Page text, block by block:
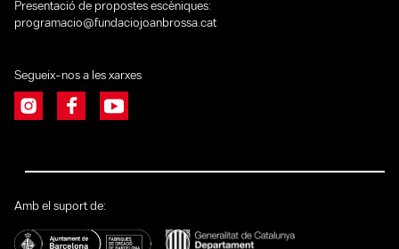
Presentació de propostes escèniques:
programacio@fundaciojoanbrossa.cat
Segueix-nos a les xarxes
Amb el suport de: